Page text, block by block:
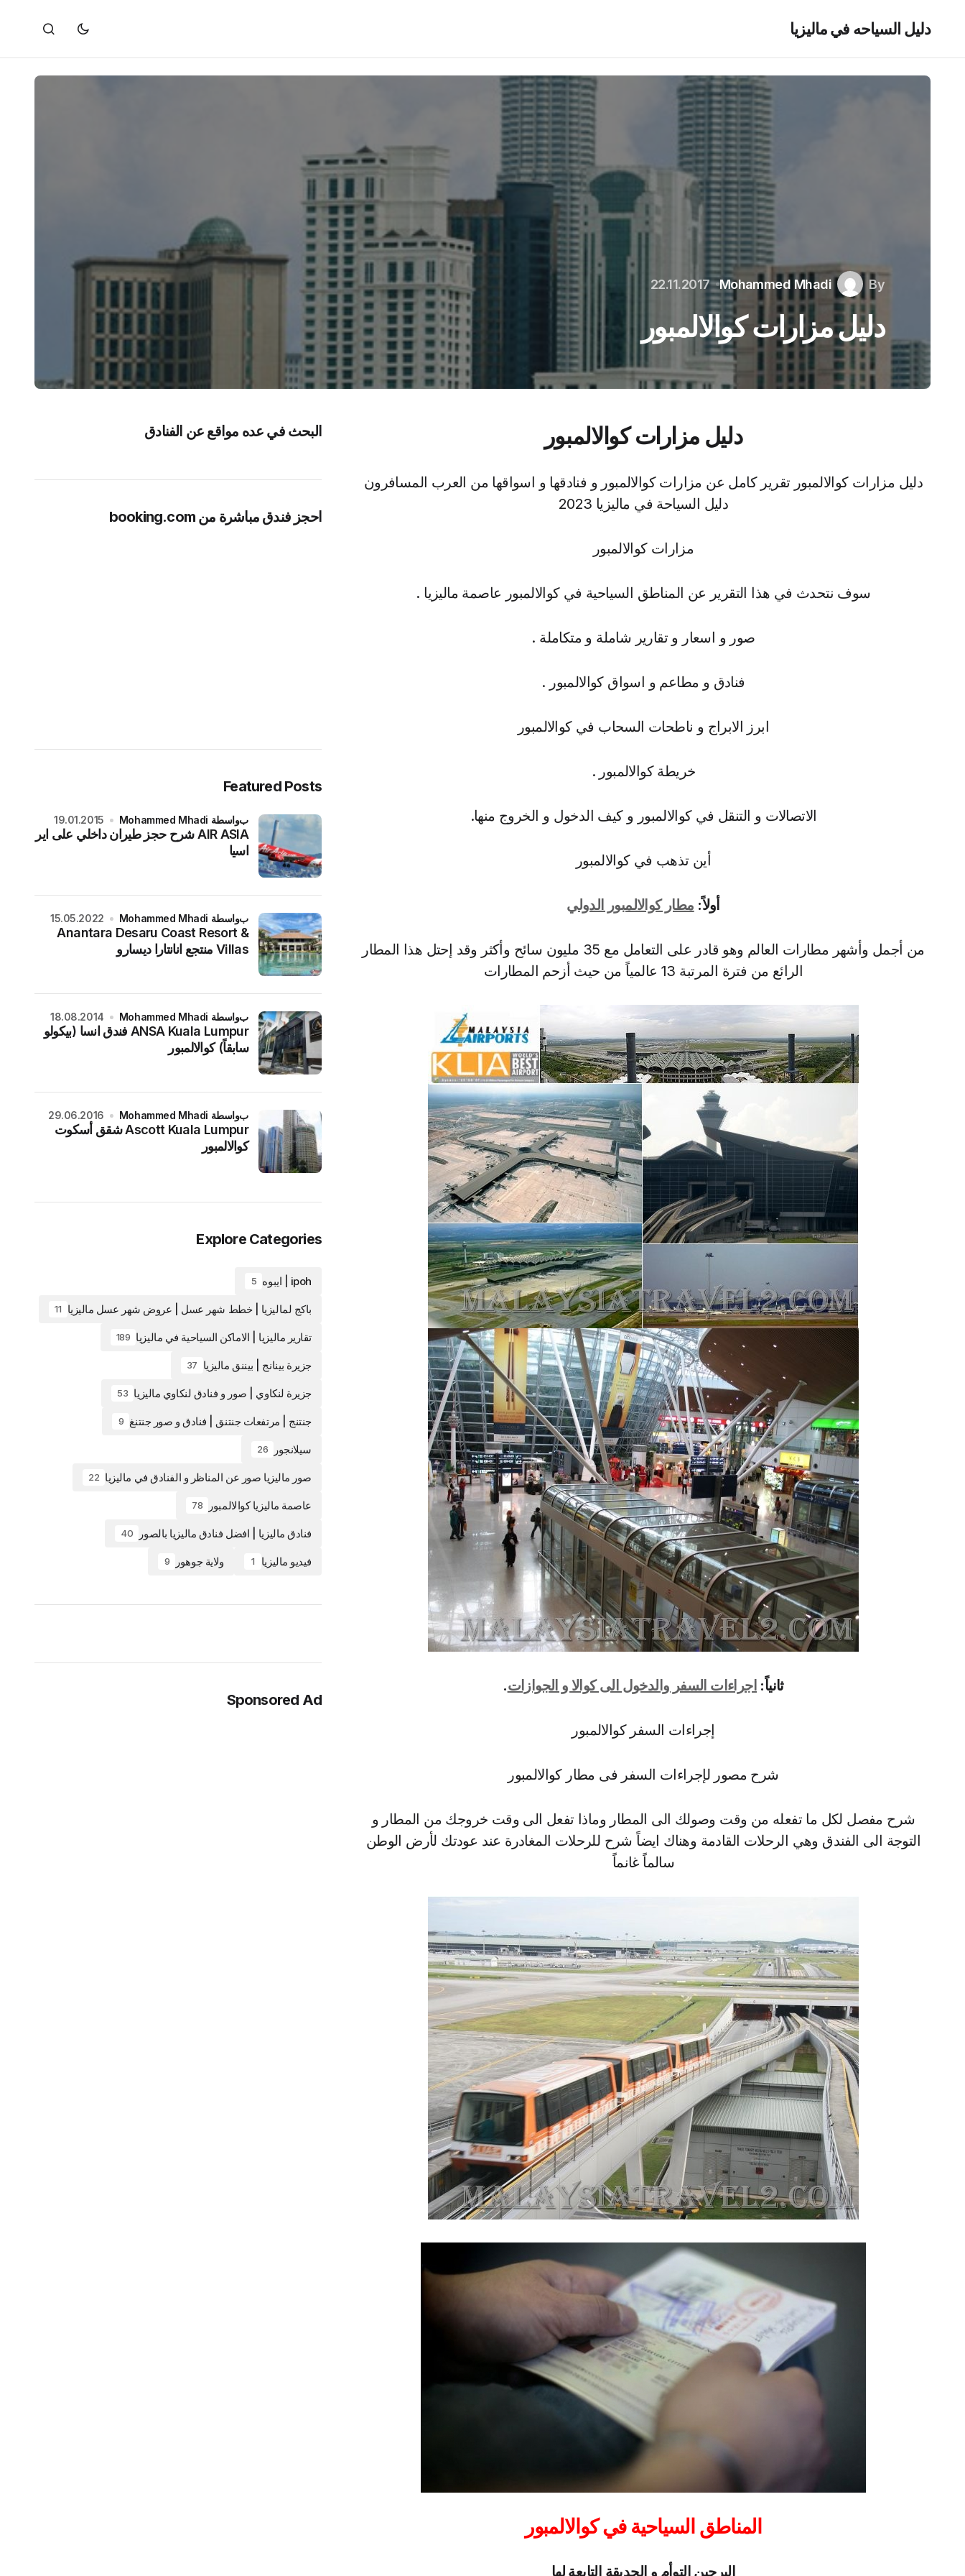
دليل السياحه في ماليزيا
By
Mohammed Mhadi
22.11.2017
دليل مزارات كوالالمبور
دليل مزارات كوالالمبور
دليل مزارات كوالالمبور تقرير كامل عن مزارات كوالالمبور و فنادقها و اسواقها من العرب المسافرون
دليل السياحة في ماليزيا 2023
مزارات كوالالمبور
سوف نتحدث في هذا التقرير عن المناطق السياحية في كوالالمبور عاصمة ماليزيا .
صور و اسعار و تقارير شاملة و متكاملة .
فنادق و مطاعم و اسواق كوالالمبور .
ابرز الابراج و ناطحات السحاب في كوالالمبور
خريطة كوالالمبور .
الاتصالات و التنقل في كوالالمبور و كيف الدخول و الخروج منها.
أين تذهب في كوالالمبور
أولاً: مطار كوالالمبور الدولي
من أجمل وأشهر مطارات العالم وهو قادر على التعامل مع 35 مليون سائح وأكثر وقد إحتل هذا المطار
الرائع من فترة المرتبة 13 عالمياً من حيث أزحم المطارات
ثانياً: اجراءات السفر والدخول الى كوالا و الجوازات.
إجراءات السفر كوالالمبور
شرح مصور لإجراءات السفر فى مطار كوالالمبور
شرح مفصل لكل ما تفعله من وقت وصولك الى المطار وماذا تفعل الى وقت خروجك من المطار و
التوجة الى الفندق وهي الرحلات القادمة وهناك ايضاً شرح للرحلات المغادرة عند عودتك لأرض الوطن
سالماً غانماً
المناطق السياحية في كوالالمبور
البرجين التوأم و الحديقة التابعة لها
البحث في عده مواقع عن الفنادق
احجز فندق مباشرة من booking.com
Featured Posts
AIR ASIA شرح حجز طيران داخلي على اير
اسيا
بواسطة Mohammed Mhadi 19.01.2015
Anantara Desaru Coast Resort &
Villas منتجع انانتارا ديسارو
بواسطة Mohammed Mhadi 15.05.2022
ANSA Kuala Lumpur فندق انسا (بيكولو
سابقاً) كوالالمبور
بواسطة Mohammed Mhadi 18.08.2014
Ascott Kuala Lumpur شقق أسكوت
كوالالمبور
بواسطة Mohammed Mhadi 29.06.2016
Explore Categories
ipoh | ايبوه 5
باكج لماليزيا | خطط شهر عسل | عروض شهر عسل ماليزيا 11
تقارير ماليزيا | الاماكن السياحية في ماليزيا 189
جزيرة بينانج | بيننق ماليزيا 37
جزيرة لنكاوي | صور و فنادق لنكاوي ماليزيا 53
جنتنج | مرتفعات جنتنق | فنادق و صور جنتنغ 9
سيلانجور 26
صور ماليزيا صور عن المناظر و الفنادق في ماليزيا 22
عاصمة ماليزيا كوالالمبور 78
فنادق ماليزيا | افضل فنادق ماليزيا بالصور 40
فيديو ماليزيا 1 ولاية جوهور 9
Sponsored Ad